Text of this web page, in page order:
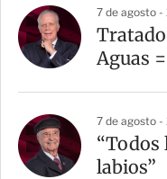
7 de agosto -
Aguas
7 de agosto -
“Todos
labios”